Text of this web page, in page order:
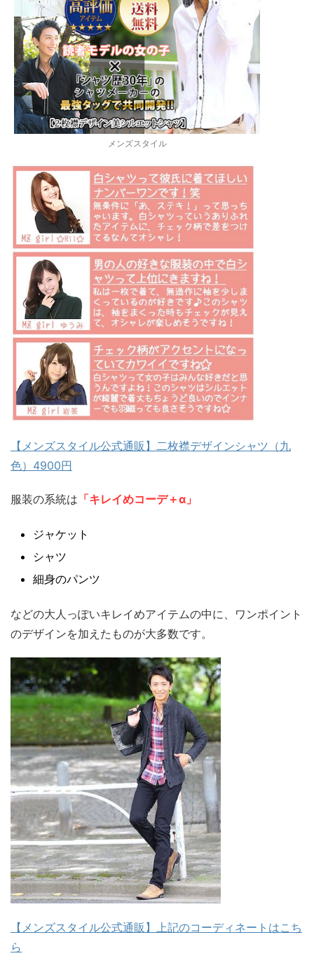
メンズスタイル
【メンズスタイル公式通販】二枚襟デザインシャツ（九
色）4900円
服装の系統は 「キレイめコーデ＋α」
ジャケット
シャツ
細身のパンツ
などの大人っぽいキレイめアイテムの中に、ワンポイント
のデザインを加えたものが大多数です。
【メンズスタイル公式通販】上記のコーディネートはこち
ら